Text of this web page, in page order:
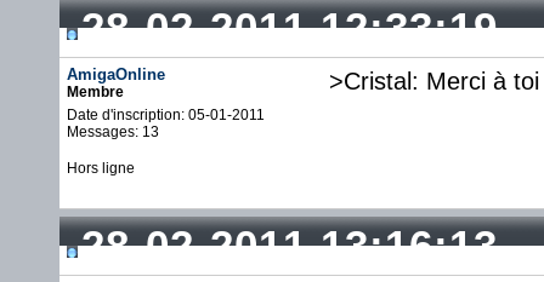
28-02-2011 12:33:19
AmigaOnline
Membre
Date d'inscription: 05-01-2011
Messages: 13
>Cristal: Merci à
Hors ligne
28-02-2011 13:16:13